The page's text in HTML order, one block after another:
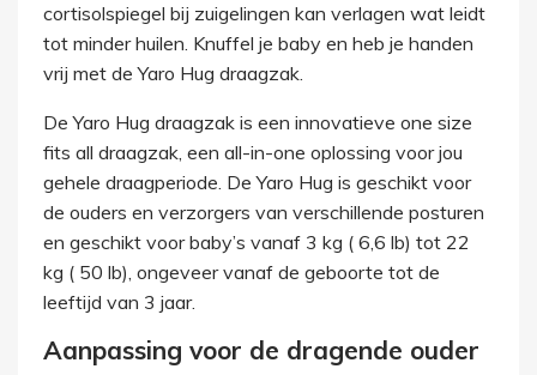
cortisolspiegel bij zuigelingen kan verlagen wat leidt
tot minder huilen. Knuffel je baby en heb je handen
vrij met de Yaro Hug draagzak.
De Yaro Hug draagzak is een innovatieve one size
fits all draagzak, een all-in-one oplossing voor jou
gehele draagperiode. De Yaro Hug is geschikt voor
de ouders en verzorgers van verschillende posturen
en geschikt voor baby’s vanaf 3 kg ( 6,6 lb) tot 22
kg ( 50 lb), ongeveer vanaf de geboorte tot de
leeftijd van 3 jaar.
Aanpassing voor de dragende ouder